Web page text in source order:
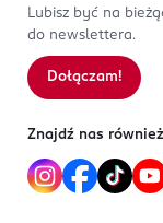
Lubisz być na
do newslettera.
Dołączam!
Znajdź nas